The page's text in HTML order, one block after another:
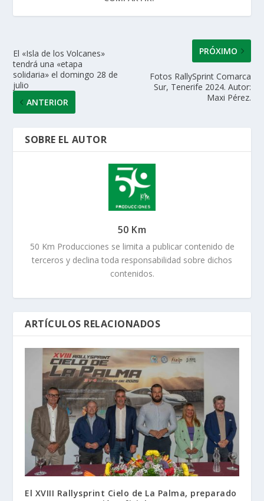
p k
n
r
El «Isla de los Volcanes»
tendrá una «etapa
solidaria» el domingo 28 de
julio
ANTERIOR
PRÓXIMO
Fotos RallySprint Comarca
Sur, Tenerife 2024. Autor:
Maxi Pérez.
SOBRE EL AUTOR
50 Km
50 Km Producciones se limita a publicar contenido de
terceros y declina toda responsabilidad sobre dichos
contenidos.
ARTÍCULOS RELACIONADOS
El XVIII Rallysprint Cielo de La Palma, preparado